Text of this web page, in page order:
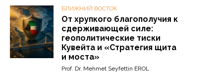
БЛИЖНИЙ ВОСТОК
От хрупкого благополучия к
сдерживающей силе:
геополитические тиски
Кувейта и «Стратегия щита
и моста»
Prof. Dr. Mehmet Seyfettin EROL